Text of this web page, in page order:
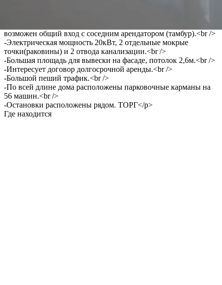
возможен общий вход с соседним арендатором (тамбур).<br />
-Электрическая мощность 20кВт, 2 отдельные мокрые
точки(раковины) и 2 отвода канализации.<br />
-Большая площадь для вывески на фасаде, потолок 2,6м.<br />
-Интересует договор долгосрочной аренды.<br />
-Большой пеший трафик.<br />
-По всей длине дома расположены парковочные карманы на
56 машин.<br />
-Остановки расположены рядом. ТОРГ</p>
Где находится